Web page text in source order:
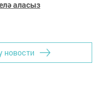
аласыз
новости